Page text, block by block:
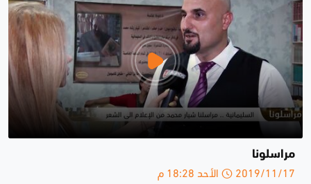
مراسلونا
2019/11/17 الأحد 18:28 م